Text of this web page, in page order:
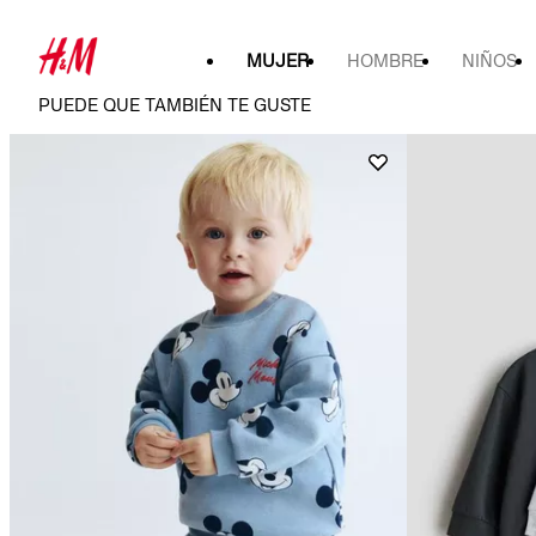
MUJER HOMBRE NIÑOS
PUEDE QUE TAMBIÉN TE GUSTE